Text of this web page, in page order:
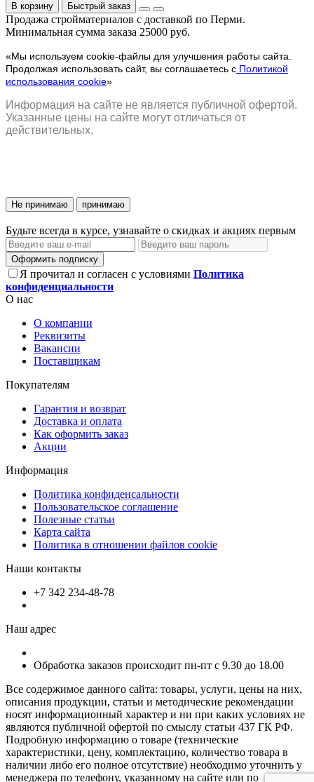
В корзину Быстрый заказ
Продажа стройматериалов с доставкой по Перми.
Минимальная сумма заказа 25000 руб.
«Мы используем cookie-файлы для улучшения работы сайта.
Продолжая использовать сайт, вы соглашаетесь с Политикой
использования cookie»
Информация на сайте не является публичной офертой.
Указанные цены на сайте могут отличаться от
действительных.
Не принимаю принимаю
Будьте всегда в курсе, узнавайте о скидках и акциях первым
Оформить подписку
Я прочитал и согласен с условиями Политика
конфиденциальности
О нас
О компании
Реквизиты
Вакансии
Поставщикам
Покупателям
Гарантия и возврат
Доставка и оплата
Как оформить заказ
Акции
Информация
Политика конфиденсальности
Пользовательское соглашение
Полезные статьи
Карта сайта
Политика в отношении файлов cookie
Наши контакты
+7 342 234-48-78
Наш адрес
Обработка заказов происходит пн-пт с 9.30 до 18.00
Все содержимое данного сайта: товары, услуги, цены на них,
описания продукции, статьи и методические рекомендации
носят информационный характер и ни при каких условиях не
являются публичной офертой по смыслу статьи 437 ГК РФ.
Подробную информацию о товаре (технические
характеристики, цену, комплектацию, количество товара в
наличии либо его полное отсутствие) необходимо уточнить у
менеджера по телефону, указанному на сайте или по